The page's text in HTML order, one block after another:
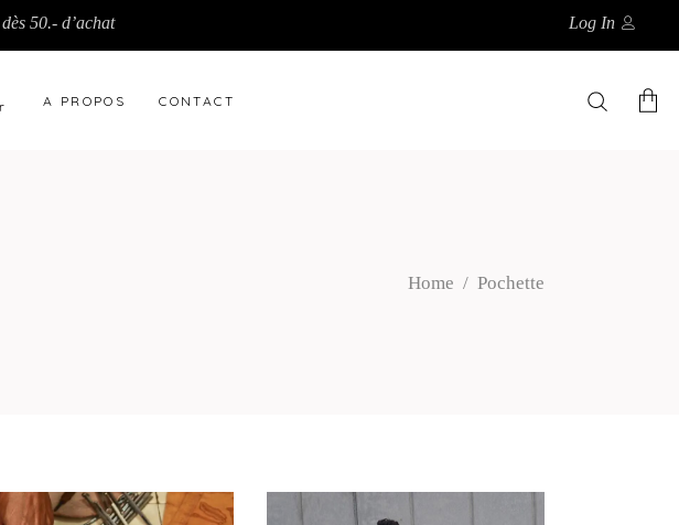
50.- d’achat Log In
A PROPOS CONTACT
Home / Pochette